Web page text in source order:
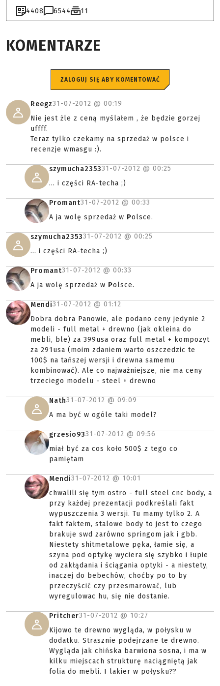
4408 6544 11
KOMENTARZE
ZALOGUJ SIĘ ABY KOMENTOWAĆ
Reegz31-07-2012 @ 00:19
Nie jest żle z ceną myślałem , że będzie gorzej
uffff.
Teraz tylko czekamy na sprzedaż w polsce i
recenzje wmasgu :).
szymucha235331-07-2012 @ 00:25
... i części RA-techa ;)
Promant31-07-2012 @ 00:33
A ja wolę sprzedaż w Polsce.
szymucha235331-07-2012 @ 00:25
... i części RA-techa ;)
Promant31-07-2012 @ 00:33
A ja wolę sprzedaż w Polsce.
Mendi31-07-2012 @ 01:12
Dobra dobra Panowie, ale podano ceny jedynie 2
modeli - full metal + drewno (jak okleina do
mebli, ble) za 399usa oraz full metal + kompozyt
za 291usa (moim zdaniem warto oszczedzic te
100$ na tańszej wersji i drewna samemu
kombinować). Ale co najważniejsze, nie ma ceny
trzeciego modelu - steel + drewno
Nath31-07-2012 @ 09:09
A ma być w ogóle taki model?
grzesio9331-07-2012 @ 09:56
miał być za cos koło 500$ z tego co
pamiętam
Mendi31-07-2012 @ 10:01
chwalili się tym ostro - full steel cnc body, a
przy każdej prezentacji podkreślali fakt
wypuszczenia 3 wersji. Tu mamy tylko 2. A
fakt faktem, stalowe body to jest to czego
brakuje swd zarówno springom jak i gbb.
Niestety shitmetalowe pęka, łamie się, a
szyna pod optykę wyciera się szybko i łupie
od zakłądania i ściągania optyki - a niestety,
inaczej do bebechów, choćby po to by
przeczyścić czy przesmarować, lub
wyregulowac hu, się nie dostanie.
Pritcher31-07-2012 @ 10:27
Kijowo te drewno wygląda, w połysku w
dodatku. Strasznie podejrzane te drewno.
Wygląda jak chińska barwiona sosna, i ma w
kilku miejscach strukturę naciągniętą jak
folia do mebli. I lakier w połysku??